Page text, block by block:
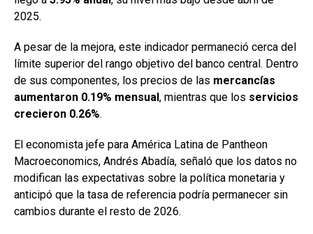
2025.
A pesar de la mejora, este indicador permaneció cerca del
límite superior del rango objetivo del banco central. Dentro
de sus componentes, los precios de las mercancías
aumentaron 0.19% mensual, mientras que los servicios
crecieron 0.26%.
El economista jefe para América Latina de Pantheon
Macroeconomics, Andrés Abadía, señaló que los datos no
modifican las expectativas sobre la política monetaria y
anticipó que la tasa de referencia podría permanecer sin
cambios durante el resto de 2026.